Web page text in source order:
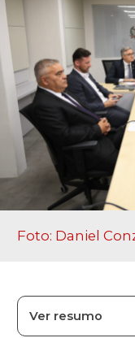
Foto: Daniel
Ver resumo